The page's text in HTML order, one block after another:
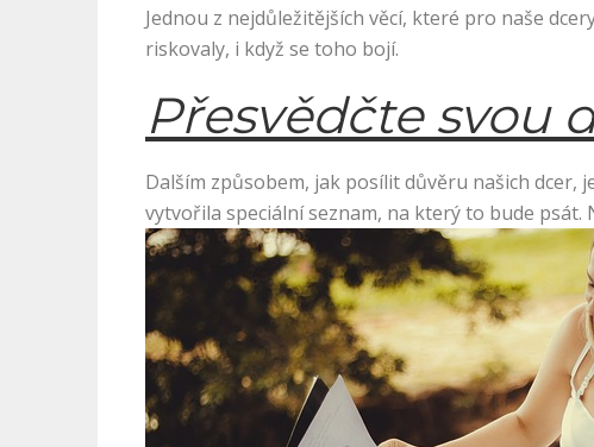
Jednou z nejdůležitějších věcí, které pro naše
riskovaly, i když se toho bojí.
Přesvědčte svou
Dalším způsobem, jak posílit důvěru našich dcer,
vytvořila speciální seznam, na který to bude